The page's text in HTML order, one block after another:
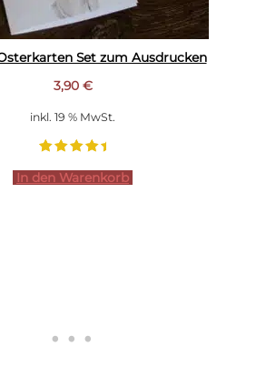
Set zum Ausdrucken
3,90 €
inkl. 19 % MwSt.
In den Warenkorb